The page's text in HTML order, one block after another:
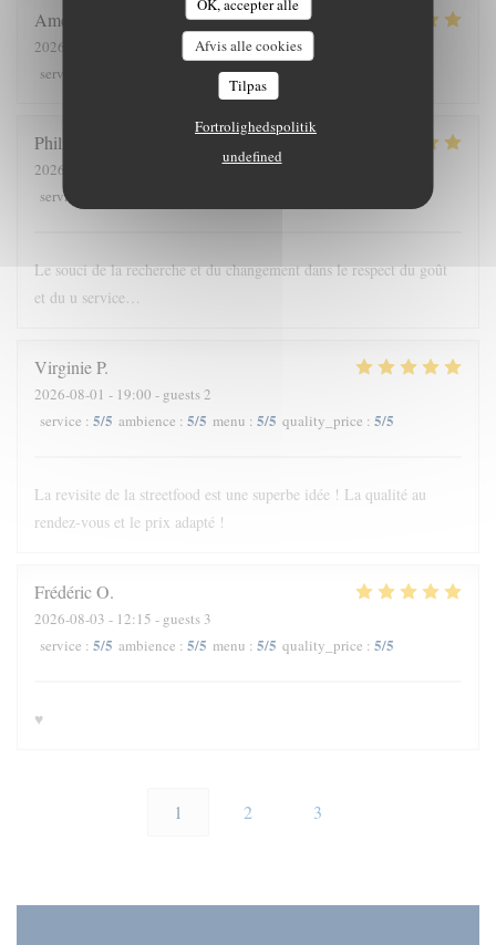
Afvis alle cookies
Tilpas
Fortrolighedspolitik
undefined
Amelie
2026-08-04
- 12:45 - guests 12
service
menu:5/5
Philippe
2026-08-03
service
Le souci de la recherche et du changement dans le respect du goût
et du u service…
VirginieP
2026-08-01 - 19:00 - guests 2
service : 5/5 ambience : 5/5 menu : 5/5 quality_price : 5/5
La revisite de la streetfood est une superbe idée ! La qualité au
rendez-vous et le prix adapté !
FrédéricO
2026-08-03 - 12:15 - guests 3
service : 5/5 ambience : 5/5 menu : 5/5 quality_price : 5/5
♥️
1 2 3